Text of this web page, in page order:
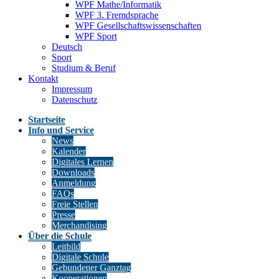
WPF Mathe/Informatik
WPF 3. Fremdsprache
WPF Gesellschaftswissenschaften
WPF Sport
Deutsch
Sport
Studium & Beruf
Kontakt
Impressum
Datenschutz
Startseite
Info und Service
News
Kalender
Digitales Lernen
Downloads
Anmeldung
FAQs
Freie Stellen
Presse
Merchandising
Über die Schule
Leitbild
Digitale Schule
Gebundener Ganztag